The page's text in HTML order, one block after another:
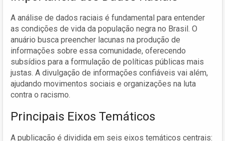
A análise de dados raciais é fundamental para entender
as condições de vida da população negra no Brasil. O
anuário busca preencher lacunas na produção de
informações sobre essa comunidade, oferecendo
subsídios para a formulação de políticas públicas mais
justas. A divulgação de informações confiáveis vai além,
ajudando movimentos sociais e organizações na luta
contra o racismo.
Principais Eixos Temáticos
A publicação é dividida em seis eixos temáticos centrais: